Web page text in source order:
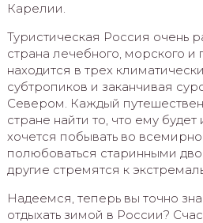
Карелии.
Туристическая Россия очень
страна лечебного, морского и
находится в трех
субтропиков и заканчивая
Севером. Каждый
стране найти то, что ему
хочется побывать во
полюбоваться старинными
другие стремятся к
Надеемся, теперь вы точно
отдыхать зимой в России?